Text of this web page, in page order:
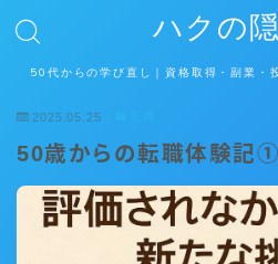
ハクの
50代からの学び直し｜資格取得・副業・
MENU
ホーム
運営者情報
2025.05.25
50歳からの転職体験記①